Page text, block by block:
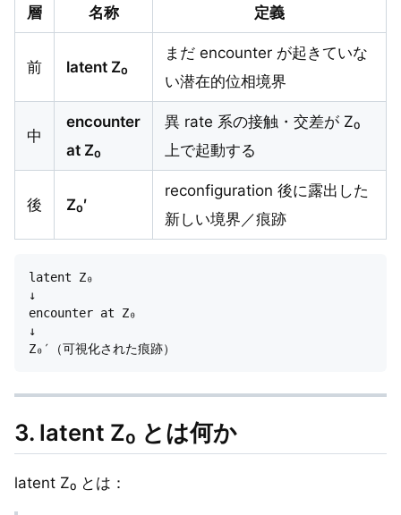
層 名称 定義
前 latent Z₀
まだ encounter が起きていな
い潜在的位相境界
中
encounter
at Z₀
異 rate 系の接触・交差が Z₀
上で起動する
後 Z₀′
reconfiguration 後に露出した
新しい境界／痕跡
latent Z₀
↓
encounter at Z₀
↓
3. latent Z₀ とは何か
latent Z₀ とは：